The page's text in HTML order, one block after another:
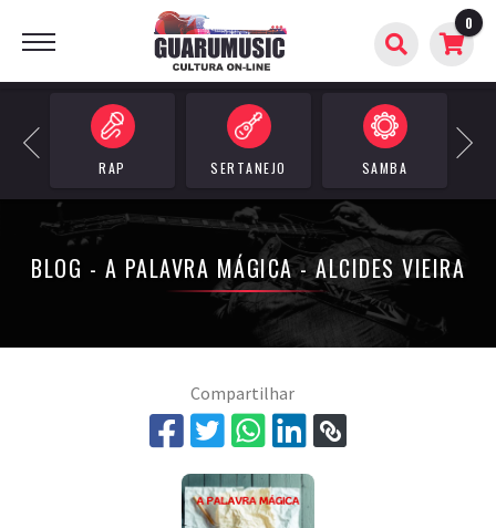
0
Previous
SERTANEJO SAMBA REGGAE
Next
BUSCAR
BLOG - A PALAVRA MÁGICA - ALCIDES VIEIRA
Compartilhar